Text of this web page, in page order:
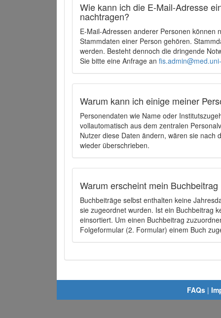
Wie kann ich die E-Mail-Adresse
nachtragen?
E-Mail-Adressen anderer Personen können
Stammdaten einer Person gehören.
werden. Besteht dennoch die dringende
Sie bitte eine Anfrage an
Warum kann ich einige meiner
Personendaten wie Name oder
vollautomatisch aus dem zentralen
Nutzer diese Daten ändern, wären sie
wieder überschrieben.
Warum erscheint mein
Buchbeiträge selbst enthalten keine
sie zugeordnet wurden. Ist ein Buchbeitrag
einsortiert. Um einen Buchbeitrag
Folgeformular (2. Formular) einem Buch
FAQs |